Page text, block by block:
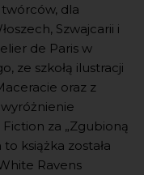
dla
Szwajcarii i
de Paris w
ze szkołą ilustracji
oraz z
za „Zgubioną
książka została
Ravens